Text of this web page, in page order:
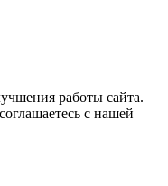
работы сайта.
с нашей